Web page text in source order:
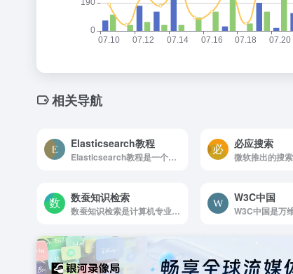
相关导航
Elasticsearch教程
Elasticsearch教程是一个实时的分布式搜索分析引擎
必应搜索
数蚕知识检索
数蚕知识检索是计算机专业技术搜索引擎
W3C中国